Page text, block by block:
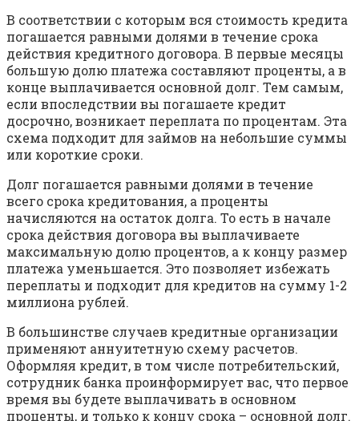
В соответствии с которым вся стоимость кредита
погашается равными долями в течение срока
действия кредитного договора. В первые месяцы
большую долю платежа составляют проценты, а в
конце выплачивается основной долг. Тем самым,
если впоследствии вы погашаете кредит
досрочно, возникает переплата по процентам. Эта
схема подходит для займов на небольшие суммы
или короткие сроки.
Долг погашается равными долями в течение
всего срока кредитования, а проценты
начисляются на остаток долга. То есть в начале
срока действия договора вы выплачиваете
максимальную долю процентов, а к концу размер
платежа уменьшается. Это позволяет избежать
переплаты и подходит для кредитов на сумму 1-2
миллиона рублей.
В большинстве случаев кредитные организации
применяют аннуитетную схему расчетов.
Оформляя кредит, в том числе потребительский,
сотрудник банка проинформирует вас, что первое
время вы будете выплачивать в основном
проценты, и только к концу срока – основной долг.